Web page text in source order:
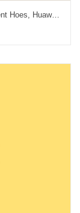
Huawei Mate 40 Hoesje Mobiele Telefoon Spotprent Hoes, Huawei Mate 40 Hoesje Scheppend Lovers